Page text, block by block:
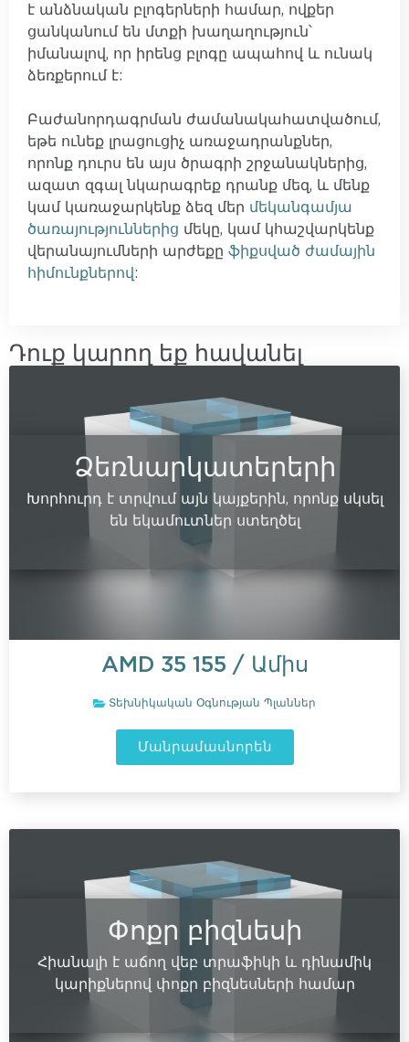
է անձնական բլոգերների համար, ովքեր
ցանկանում են մտքի խաղաղություն՝
իմանալով, որ իրենց բլոգը ապահով և ունակ
ձեռքերում է:
Բաժանորդագրման ժամանակահատվածում,
եթե ունեք լրացուցիչ առաջադրանքներ,
որոնք դուրս են այս ծրագրի շրջանակներից,
ազատ զգալ նկարագրեք դրանք մեզ, և մենք
կամ կառաջարկենք ձեզ մեր մեկանգամյա
ծառայություններից մեկը, կամ կհաշվարկենք
վերանայումների արժեքը ֆիքսված ժամային
հիմունքներով :
Դուք կարող եք հավանել
Ձեռնարկատերերի
Խորհուրդ է տրվում այն կայքերին, որոնք սկսել
են եկամուտներ ստեղծել
Տեխնիկական Օգնության Պլաններ
AMD 35 155 / Ամիս
Մանրամասնորեն
Փոքր բիզնեսի
Հիանալի է աճող վեբ տրաֆիկի և դինամիկ
կարիքներով փոքր բիզնեսների համար